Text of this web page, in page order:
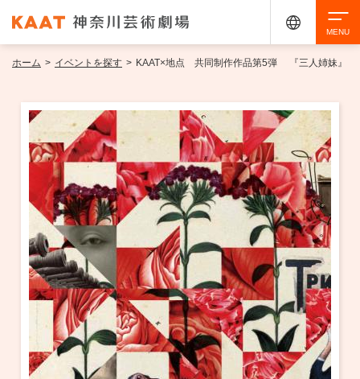
イベントを探す
・ イベント一覧
・ イベントカレンダー
ご来場案内
・ 館内サービス・アクセシビリティ
・ フロアマップ
施設を借りる
アクセシビリティ チケット購入 交通案内
ホーム > イベントを探す > KAAT×地点 共同制作作品第5弾 『三人姉妹』